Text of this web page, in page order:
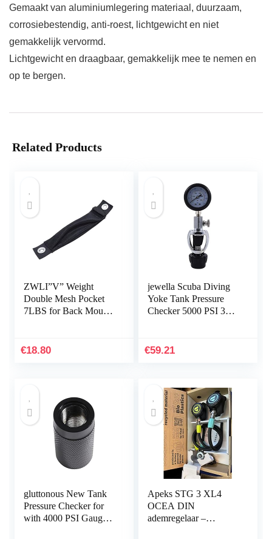
Gemaakt van aluminiumlegering materiaal, duurzaam,
corrosiebestendig, anti-roest, lichtgewicht en niet
gemakkelijk vervormd.
Lichtgewicht en draagbaar, gemakkelijk mee te nemen en
op te bergen.
Related Products
ZWLI”V” Weight
Double Mesh Pocket
7LBS for Back Mount
€18.80
jewella Scuba Diving
Yoke Tank Pressure
Checker 5000 PSI 350
€59.21
gluttonous New Tank
Pressure Checker for
with 4000 PSI Gauge
Apeks STG 3 XL4
OCEA DIN
ademregelaar –